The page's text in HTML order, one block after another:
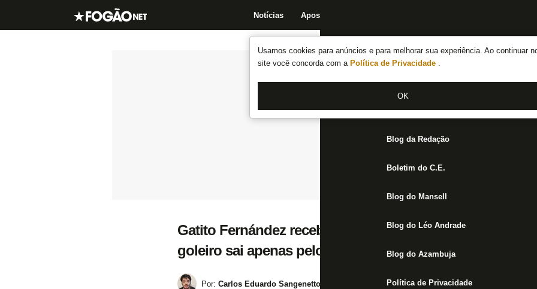
Usamos cookies para anúncios e para melhorar sua experiência. Ao continuar
site você concorda com a Política de Privacidade .
OK
Notícias Apostas
Notícias do Botafogo
Fórum
Jogos
Blog da Redação
Boletim do C.E.
Blog do Mansell
Blog do Léo Andrade
Blog do Azambuja
Política de Privacidade
Gatito Fernández recebe novas sondagens, mas
goleiro sai apenas pelo valor da multa rescisória
Por: Carlos Eduardo Sangenetto